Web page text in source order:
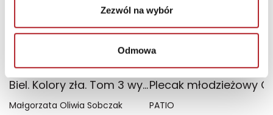
Zezwól na wybór
Odmowa
Biel. Kolory zła. Tom 3 wyd. 2025
Małgorzata Oliwia Sobczak PATIO